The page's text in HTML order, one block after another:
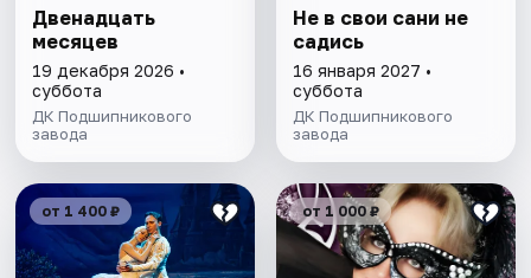
Двенадцать
месяцев
19 декабря 2026 •
суббота
ДК Подшипникового
завода
Не в свои сани не
садись
16 января 2027 •
суббота
ДК Подшипникового
завода
от 1 400 ₽ от 1 000 ₽